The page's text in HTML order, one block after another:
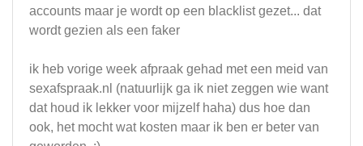
accounts maar je wordt op een blacklist gezet... dat
wordt gezien als een faker
ik heb vorige week afpraak gehad met een meid van
sexafspraak.nl (natuurlijk ga ik niet zeggen wie want
dat houd ik lekker voor mijzelf haha) dus hoe dan
ook, het mocht wat kosten maar ik ben er beter van